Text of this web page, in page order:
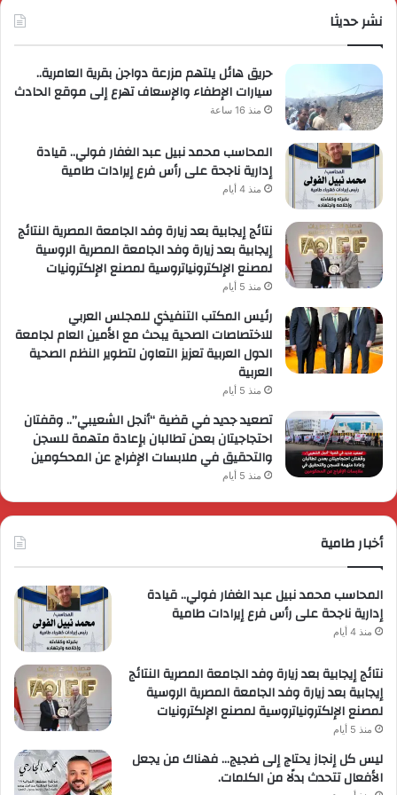
حصرية
نشر حديثا
حريق هائل يلتهم مزرعة دواجن بقرية العامرية..
سيارات الإطفاء والإسعاف تهرع إلى موقع الحادث
منذ 16 ساعة
المحاسب محمد نبيل عبد الغفار فولي.. قيادة
إدارية ناجحة على رأس فرع إيرادات طامية
منذ 4 أيام
نتائج إيجابية بعد زيارة وفد الجامعة المصرية النتائج
إيجابية بعد زيارة وفد الجامعة المصرية الروسية
لمصنع الإلكترونياتروسية لمصنع الإلكترونيات
منذ 5 أيام
رئيس المكتب التنفيذي للمجلس العربي
للاختصاصات الصحية يبحث مع الأمين العام لجامعة
الدول العربية تعزيز التعاون لتطوير النظم الصحية
العربية
منذ 5 أيام
تصعيد جديد في قضية “أنجل الشعيبي”.. وقفتان
احتجاجيتان بعدن تطالبان بإعادة متهمة للسجن
والتحقيق في ملابسات الإفراج عن المحكومين
منذ 5 أيام
أخبار طامية
المحاسب محمد نبيل عبد الغفار فولي.. قيادة
إدارية ناجحة على رأس فرع إيرادات طامية
منذ 4 أيام
نتائج إيجابية بعد زيارة وفد الجامعة المصرية النتائج
إيجابية بعد زيارة وفد الجامعة المصرية الروسية
لمصنع الإلكترونياتروسية لمصنع الإلكترونيات
منذ 5 أيام
ليس كل إنجاز يحتاج إلى ضجيج… فهناك من يجعل
الأفعال تتحدث بدلًا من الكلمات.